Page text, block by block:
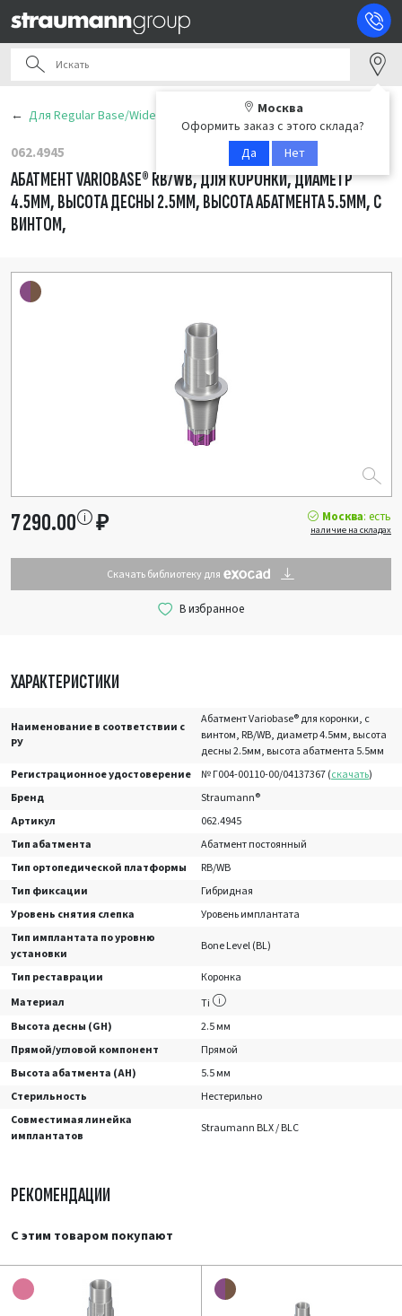
Москва
Оформить заказ с этого склада?
Да
Нет
Для Regular Base/Wide Base (RB/WB)
062.4945
АБАТМЕНТ VARIOBASE® RB/WB, ДЛЯ КОРОНКИ, ДИАМЕТР
4.5ММ, ВЫСОТА ДЕСНЫ 2.5ММ, ВЫСОТА АБАТМЕНТА 5.5ММ, С
ВИНТОМ,
ХАРАКТЕРИСТИКИ
Наименование в соответствии с
РУ
Абатмент Variobase® для коронки, с
винтом, RB/WB, диаметр 4.5мм, высота
десны 2.5мм, высота абатмента 5.5мм
Регистрационное удостоверение
№ Г004-00110-00/04137367 (скачать)
Бренд
Straumann®
Артикул
062.4945
Тип абатмента
Абатмент постоянный
Тип ортопедической платформы
RB/WB
Тип фиксации
Гибридная
Уровень снятия слепка
Уровень имплантата
Тип имплантата по уровню
установки
Bone Level (BL)
Тип реставрации
Коронка
Материал
Ti
Высота десны (GH)
2.5 мм
Прямой/угловой компонент
Прямой
Высота абатмента (AH)
5.5 мм
Стерильность
Нестерильно
Совместимая линейка
имплантатов
Straumann BLX / BLC
7 290.00 ₽ Москва: есть
наличие на складах
Скачать библиотеку для
РЕКОМЕНДАЦИИ
С этим товаром покупают